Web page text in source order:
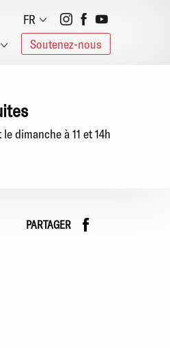
FR
Social
networks
Soutenez-nous
dimanche à 11 et 14h
PARTAGER